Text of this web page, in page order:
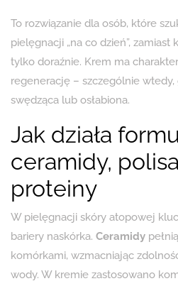
To rozwiązanie dla osób, które
pielęgnacji „na co dzień”, zamiast
tylko doraźnie. Krem ma
regenerację – szczególnie wtedy,
swędząca lub osłabiona.
Jak działa
ceramidy,
proteiny
W pielęgnacji skóry atopowej
bariery naskórka. Ceramidy
komórkami, wzmacniając
wody. W kremie zastosowano